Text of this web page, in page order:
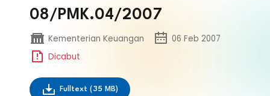
08/PMK.04/2007
Kementerian Keuangan
06 Feb 2007
Dicabut
Fulltext (35 MB)